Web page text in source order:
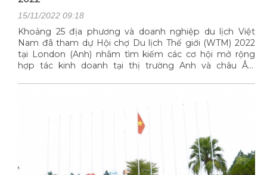
15/11/2022 09:18
Khoảng 25 địa phương và doanh nghiệp du lịch Việt
Nam đã tham dự Hội chợ Du lịch Thế giới (WTM) 2022
tại London (Anh) nhằm tìm kiếm các cơ hội mở rộng
hợp tác kinh doanh tại thị trường Anh và châu Âu,
dẫn, thân thiện và an toàn đối với du khách quốc tế.